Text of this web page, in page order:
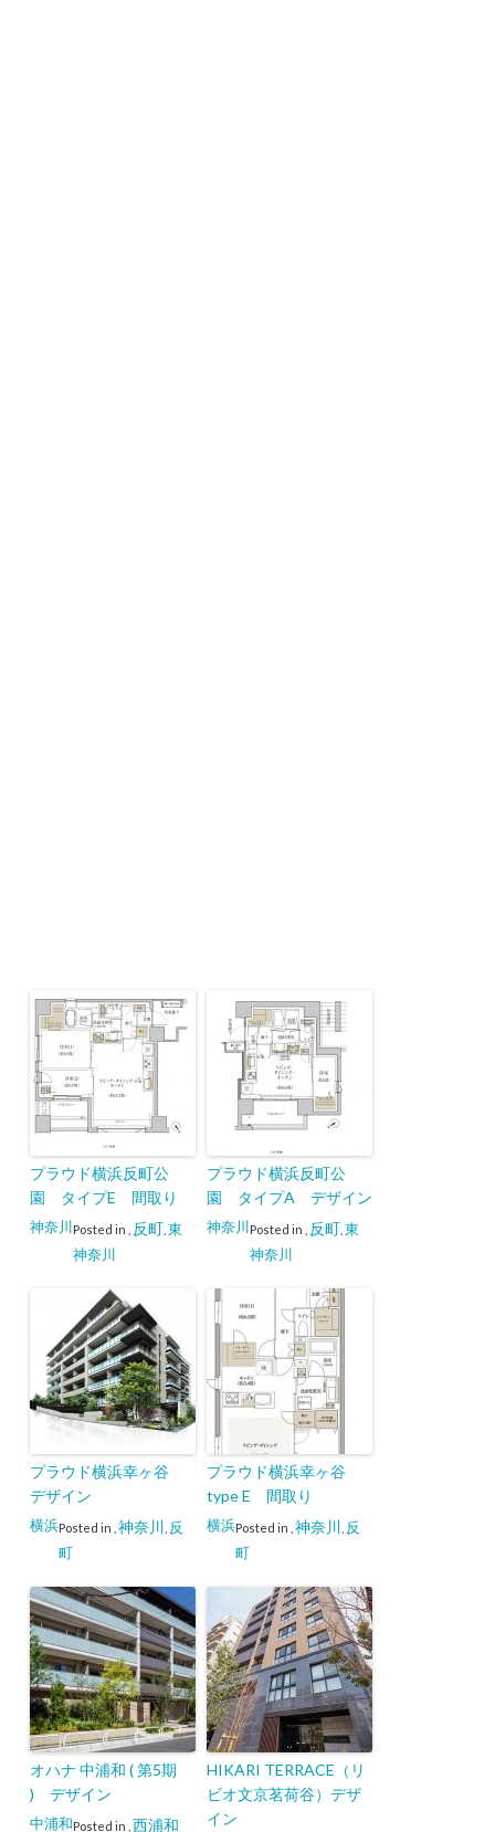
プラウド横浜反町公
園 タイプE 間取り
Posted in
神奈川 反町 東
神奈川
プラウド横浜反町公
園 タイプA デザイン
Posted in
神奈川 反町 東
神奈川
プラウド横浜幸ヶ谷
デザイン
Posted in
横浜 神奈川 反
町
プラウド横浜幸ヶ谷
type E 間取り
Posted in
横浜 神奈川 反
町
オハナ 中浦和 ( 第5期
) デザイン
Posted in
中浦和 西浦和
HIKARI TERRACE（リ
ビオ文京茗荷谷）デザ
イン